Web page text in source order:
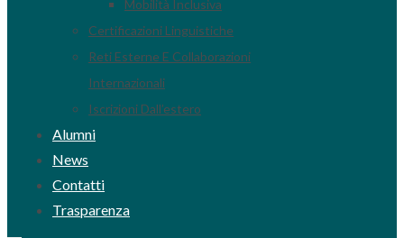
Mobilità Inclusiva
Certificazioni Linguistiche
Reti Esterne E Collaborazioni
Internazionali
Iscrizioni Dall’estero
Alumni
News
Contatti
Trasparenza